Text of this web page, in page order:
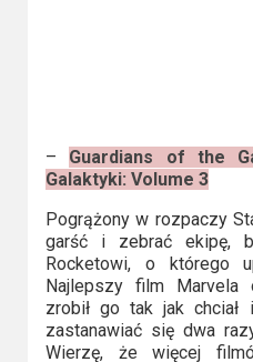
Filmy
oparte
na
faktach
Thrillery
– Guardians of the
Galaktyki: Volume 3
Pogrążony w rozpaczy
garść i zebrać ekipę,
Rocketowi, o którego
Najlepszy film Marvela
zrobił go tak jak chciał
zastanawiać się dwa
Wierzę, że więcej